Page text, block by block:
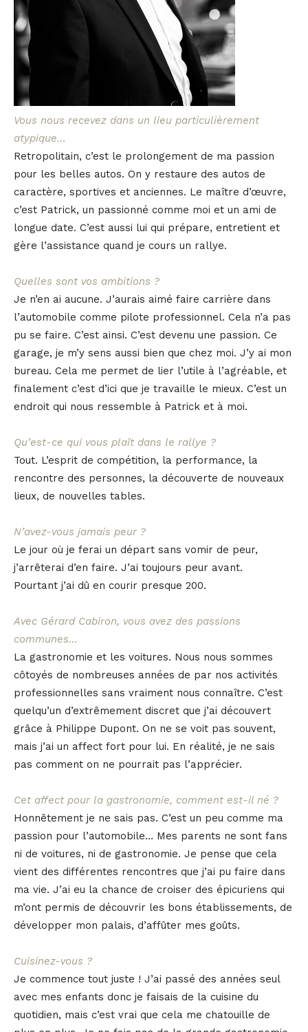
Vous nous recevez dans un lieu particulièrement
atypique…
Retropolitain, c’est le prolongement de ma passion
pour les belles autos. On y restaure des autos de
caractère, sportives et anciennes. Le maître d’œuvre,
c’est Patrick, un passionné comme moi et un ami de
longue date. C’est aussi lui qui prépare, entretient et
gère l’assistance quand je cours un rallye.
Quelles sont vos ambitions ?
Je n’en ai aucune. J’aurais aimé faire carrière dans
l’automobile comme pilote professionnel. Cela n’a pas
pu se faire. C’est ainsi. C’est devenu une passion. Ce
garage, je m’y sens aussi bien que chez moi. J’y ai mon
bureau. Cela me permet de lier l’utile à l’agréable, et
finalement c’est d’ici que je travaille le mieux. C’est un
endroit qui nous ressemble à Patrick et à moi.
Qu’est-ce qui vous plaît dans le rallye ?
Tout. L’esprit de compétition, la performance, la
rencontre des personnes, la découverte de nouveaux
lieux, de nouvelles tables.
N’avez-vous jamais peur ?
Le jour où je ferai un départ sans vomir de peur,
j’arrêterai d’en faire. J’ai toujours peur avant.
Pourtant j’ai dû en courir presque 200.
Avec Gérard Cabiron, vous avez des passions
communes…
La gastronomie et les voitures. Nous nous sommes
côtoyés de nombreuses années de par nos activités
professionnelles sans vraiment nous connaître. C’est
quelqu’un d’extrêmement discret que j’ai découvert
grâce à Philippe Dupont. On ne se voit pas souvent,
mais j’ai un affect fort pour lui. En réalité, je ne sais
pas comment on ne pourrait pas l’apprécier.
Cet affect pour la gastronomie, comment est-il né ?
Honnêtement je ne sais pas. C’est un peu comme ma
passion pour l’automobile… Mes parents ne sont fans
ni de voitures, ni de gastronomie. Je pense que cela
vient des différentes rencontres que j’ai pu faire dans
ma vie. J’ai eu la chance de croiser des épicuriens qui
m’ont permis de découvrir les bons établissements, de
développer mon palais, d’affûter mes goûts.
Cuisinez-vous ?
Je commence tout juste ! J’ai passé des années seul
avec mes enfants donc je faisais de la cuisine du
quotidien, mais c’est vrai que cela me chatouille de